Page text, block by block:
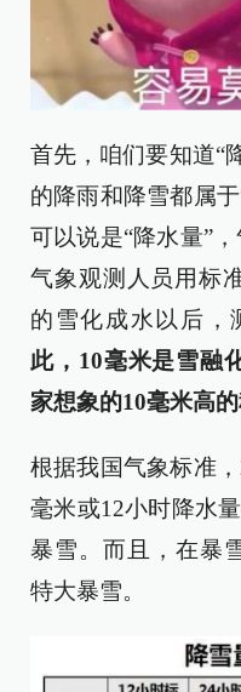
首先，咱们要知道“
的降雨和降雪都属
可以说是“降水量”
气象观测人员用标
的雪化成水以后，
此，10毫米是雪融
家想象的10毫米高的
根据我国气象标准
毫米或12小时降水
暴雪。而且，在暴
特大暴雪。